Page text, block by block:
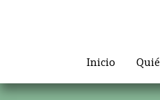
Inicio